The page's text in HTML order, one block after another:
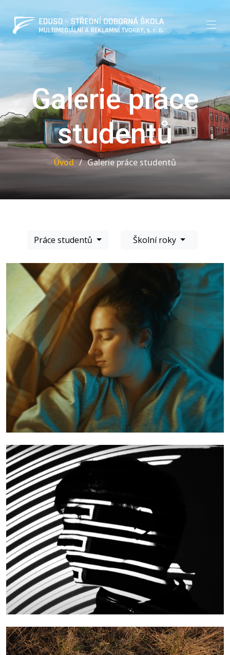
Galerie práce
studentů
Úvod Galerie práce studentů
Práce studentů Školní roky